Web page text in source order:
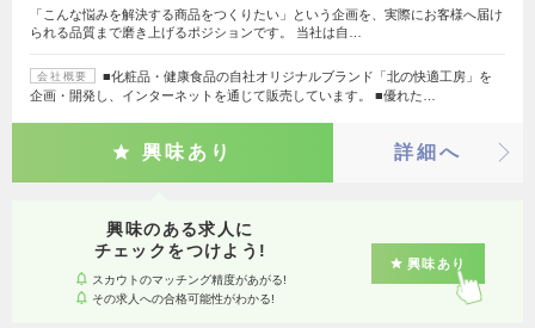
「こんな悩みを解決する商品をつくりたい」という企画を、実際にお客様へ届け
られる品質まで磨き上げるポジションです。 当社は自…
会社概要
■化粧品・健康食品の自社オリジナルブランド「北の快適工房」を
企画・開発し、インターネットを通じて販売しています。 ■優れた…
興味あり 詳細へ
興味のある求人に
チェックをつけよう!
スカウトのマッチング精度があがる!
その求人への合格可能性がわかる!
興味あり